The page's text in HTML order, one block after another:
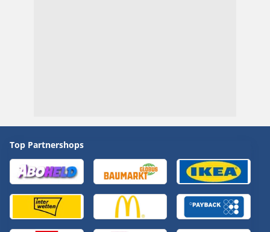
Top Partnershops